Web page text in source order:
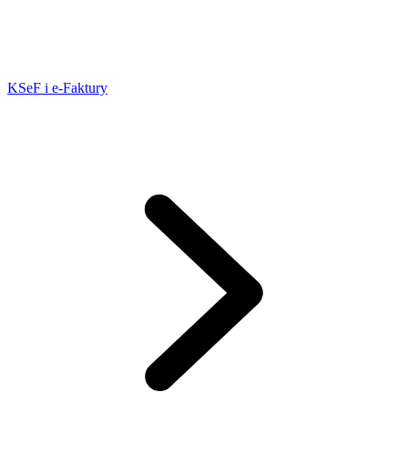
KSeF i e-Faktury